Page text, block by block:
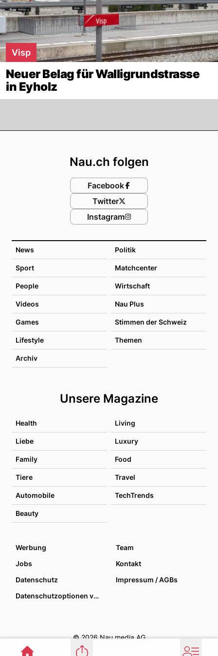
Visp
Neuer Belag für Walligrundstrasse
in Eyholz
News Politik
Sport Matchcenter
People Wirtschaft
Videos Nau Plus
Games Stimmen der Schweiz
Lifestyle Themen
Archiv
Unsere Magazine
Health Living
Liebe Luxury
Family Food
Tiere Travel
Automobile TechTrends
Beauty
Nau.ch folgen
Facebook
Twitter
Instagram
Werbung
Team
Jobs
Kontakt
Datenschutz
Impressum / AGBs
Datenschutzoptionen verwalten
© 2026 Nau media AG